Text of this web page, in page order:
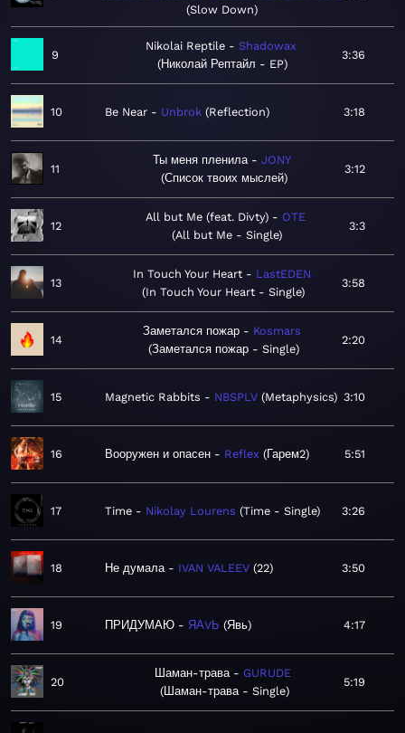
Slow Down
9
Nikolai Reptile
Shadowax
Николай Рептайл - EP
3:36
10 Be Near Unbrok Reflection 3:18
11
Ты меня пленила
JONY
Список твоих мыслей
3:12
12
All but Me (feat. Divty)
OTE
All but Me - Single
3:3
13
In Touch Your Heart
LastEDEN
In Touch Your Heart - Single
3:58
14
Заметался пожар
Kosmars
Заметался пожар - Single
2:20
15 Magnetic Rabbits NBSPLV Metaphysics 3:10
16 Вооружен и опасен Reflex Гарем2 5:51
17 Time Nikolay Lourens Time - Single 3:26
18 Не думала IVAN VALEEV 22 3:50
19 ПРИДУМАЮ ЯАVЬ Явь 4:17
20
Шаман-трава
GURUDE
Шаман-трава - Single
5:19